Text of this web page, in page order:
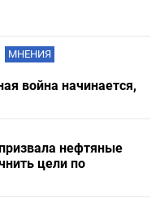
МНЕНИЯ
война начинается,
нефтяные
цели по